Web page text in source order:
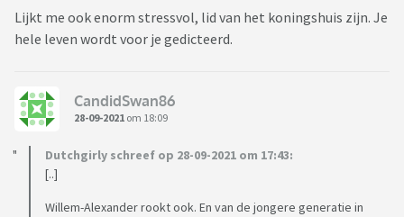
Lijkt me ook enorm stressvol, lid van het koningshuis zijn. Je
hele leven wordt voor je gedicteerd.
CandidSwan86
28-09-2021 om 18:09
Dutchgirly schreef op 28-09-2021 om 17:43:
[..]
Willem-Alexander rookt ook. En van de jongere generatie in